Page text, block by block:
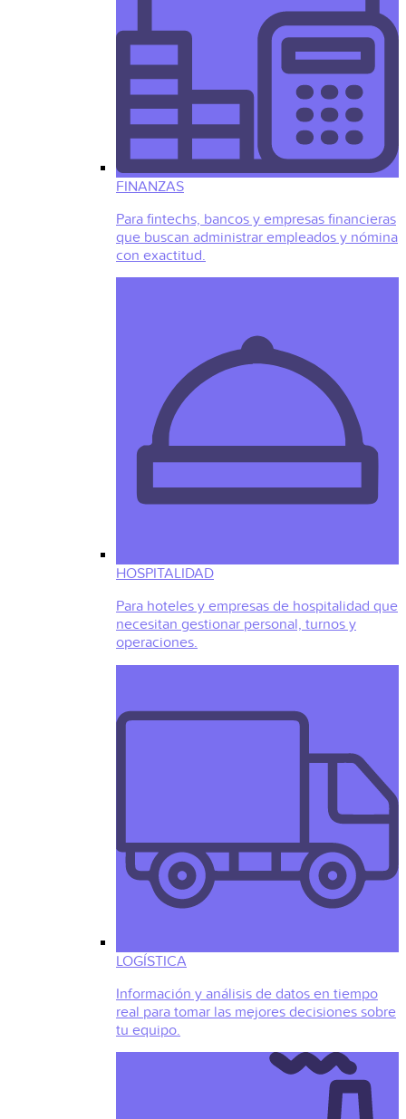
FINANZAS
Para fintechs, bancos y empresas financieras
que buscan administrar empleados y nómina
con exactitud.
HOSPITALIDAD
Para hoteles y empresas de hospitalidad que
necesitan gestionar personal, turnos y
operaciones.
LOGÍSTICA
Información y análisis de datos en tiempo
real para tomar las mejores decisiones sobre
tu equipo.